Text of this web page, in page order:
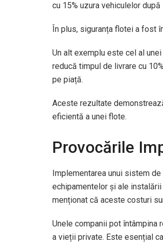
cu 15% uzura vehiculelor
În plus, siguranța flotei a fost
Un alt exemplu este cel al
reducă timpul de livrare cu
pe piață.
Aceste rezultate
eficientă a unei flote.
Provocările
Implementarea unui sistem
echipamentelor și ale
menționat că aceste costuri
Unele companii pot întâmpina
a vieții private. Este esențial